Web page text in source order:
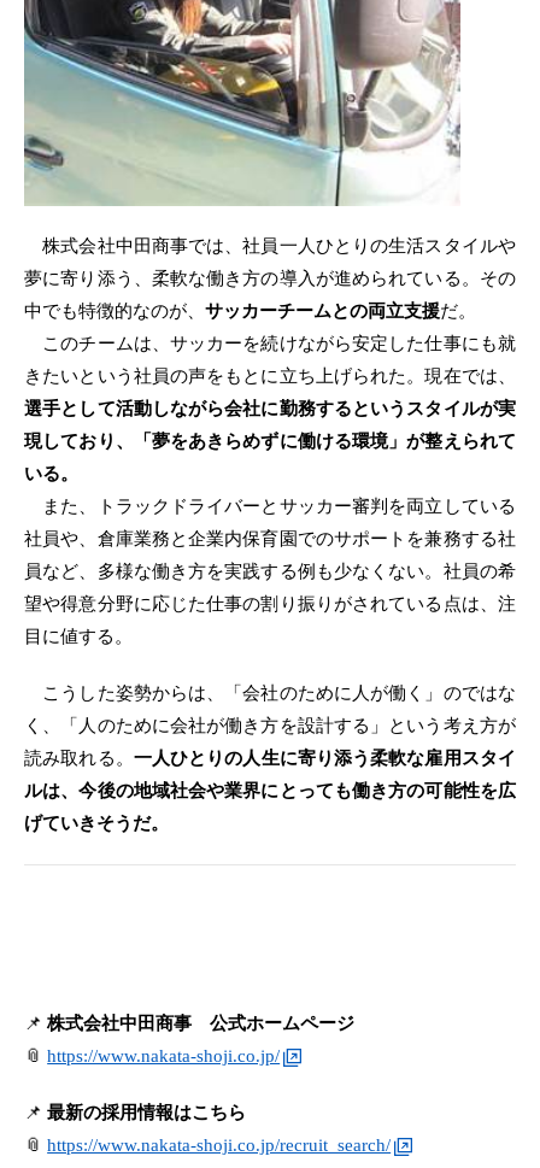
株式会社中田商事では、社員一人ひとりの生活スタイルや
夢に寄り添う、柔軟な働き方の導入が進められている。その
中でも特徴的なのが、サッカーチームとの両立支援だ。
このチームは、サッカーを続けながら安定した仕事にも就
きたいという社員の声をもとに立ち上げられた。現在では、
選手として活動しながら会社に勤務するというスタイルが実
現しており、「夢をあきらめずに働ける環境」が整えられて
いる。
また、トラックドライバーとサッカー審判を両立している
社員や、倉庫業務と企業内保育園でのサポートを兼務する社
員など、多様な働き方を実践する例も少なくない。社員の希
望や得意分野に応じた仕事の割り振りがされている点は、注
目に値する。
こうした姿勢からは、「会社のために人が働く」のではな
く、「人のために会社が働き方を設計する」という考え方が
読み取れる。 一人ひとりの人生に寄り添う柔軟な雇用スタイ
ルは、今後の地域社会や業界にとっても働き方の可能性を広
げていきそうだ。
📌株式会社中田商事 公式ホームページ
📎https://www.nakata-shoji.co.jp/
📌最新の採用情報はこちら
📎https://www.nakata-shoji.co.jp/recruit_search/